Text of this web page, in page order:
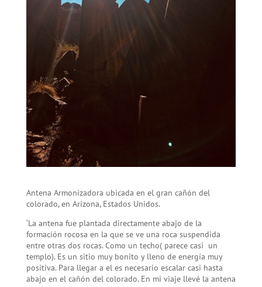
Antena Armonizadora ubicada en el gran cañón del
colorado, en Arizona, Estados Unidos.
‘La antena fue plantada directamente abajo de la
formación rocosa en la que se ve una roca suspendida
entre otras dos rocas. Como un techo( parece casi un
templo). Es un sitio muy bonito y lleno de energía muy
positiva. Para llegar a el es necesario escalar casi hasta
abajo en el cañón del colorado. En mi viaje llevé la antena